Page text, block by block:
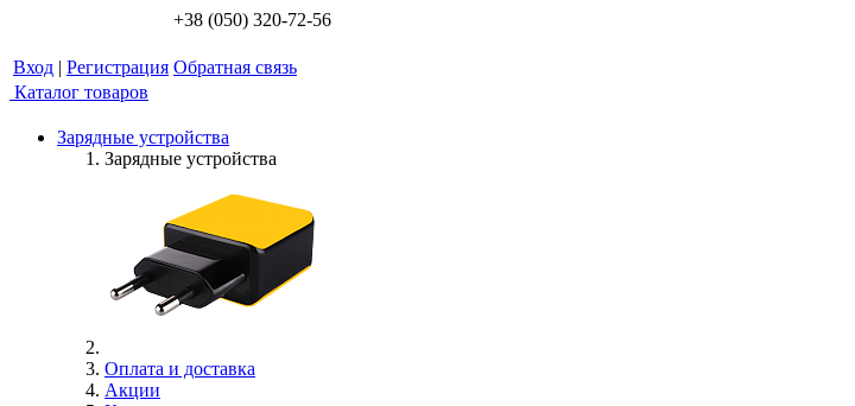
+38 (050) 320-72-56
Вход | Регистрация Обратная связь
Каталог товаров
Зарядные устройства
Зарядные устройства
Оплата и доставка
Акции